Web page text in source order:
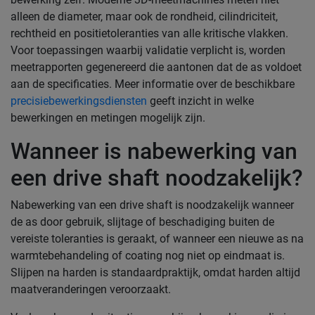
alleen de diameter, maar ook de rondheid, cilindriciteit,
rechtheid en positietoleranties van alle kritische vlakken.
Voor toepassingen waarbij validatie verplicht is, worden
meetrapporten gegenereerd die aantonen dat de as voldoet
aan de specificaties. Meer informatie over de beschikbare
precisiebewerkingsdiensten geeft inzicht in welke
bewerkingen en metingen mogelijk zijn.
Wanneer is nabewerking van
een drive shaft noodzakelijk?
Nabewerking van een drive shaft is noodzakelijk wanneer
de as door gebruik, slijtage of beschadiging buiten de
vereiste toleranties is geraakt, of wanneer een nieuwe as na
warmtebehandeling of coating nog niet op eindmaat is.
Slijpen na harden is standaardpraktijk, omdat harden altijd
maatveranderingen veroorzaakt.